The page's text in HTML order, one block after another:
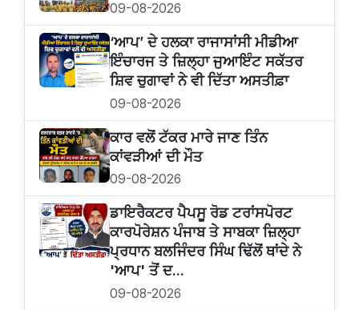
09-08-2026
‘ਆਪ’ ਦੇ ਹਲਕਾ ਰਾਜਾਸਾਂਸੀ ਮੀਡੀਆ
ਇੰਚਾਰਜ ਤੇ ਜ਼ਿਲ੍ਹਾ ਜੁਆਇੰਟ ਸਕੱਤਰ
ਸ਼ਿਵ ਚੁਗਾਵਾਂ ਨੇ ਵੀ ਦਿੱਤਾ ਅਸਤੀਫ਼ਾ
09-08-2026
ਕਾਰ ਵਲੋਂ ਟੱਕਰ ਮਾਰੇ ਜਾਣ ਤਿੰਨ
ਕਾਂਵੜੀਆਂ ਦੀ ਮੌਤ
09-08-2026
ਡਾਇਰੈਕਟਰ ਪੈਪਸੂ ਰੋਡ ਟਰਾਂਸਪੋਰਟ
ਕਾਰਪੋਰੇਸ਼ਨ ਪੰਜਾਬ ਤੇ ਸਾਬਕਾ ਜ਼ਿਲ੍ਹਾ
ਪ੍ਰਧਾਨ ਬਲਜਿੰਦਰ ਸਿੰਘ ਢਿੱਲੋਂ ਥਾਂਦੇ ਨੇ
'ਆਪ' ਤੋਂ ਦ...
09-08-2026